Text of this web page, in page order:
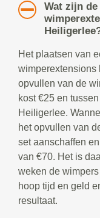
Wat zijn
Het plaatsen van
wimperextensions
opvullen van de
kost €25 en
Heiligerlee.
het opvullen van
set aanschaffen
van €70. Het is
weken de
hoop tijd en geld
resultaat.